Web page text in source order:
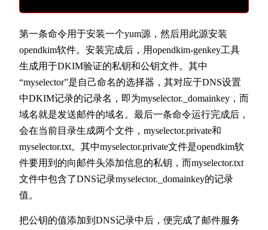
第一条命令用于安装一个yum源，然后用此源安装
opendkim软件。安装完成后，用opendkim-genkey工具
生成用于DKIM验证的私钥和公钥文件。其中
“myselector”是自己命名的选择器，其对应于DNS设置
中DKIM记录的记录名，即为myselector._domainkey，而
域名就是发送邮件的域名。最后一条命令运行完成后，
会在当前目录生成两个文件，myselector.private和
myselector.txt。其中myselector.private文件是opendkim软
件要用到的向邮件头添加信息的私钥，而myselector.txt
文件中包含了DNS记录myselector._domainkey的记录
值。
把公钥的值添加到DNS记录中后，便完成了邮件服务